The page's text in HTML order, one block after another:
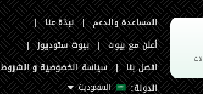
هل يوجد اي التزام
على العقار ؟
لا
مطابقة لكود البناء -
المساعدة والدعم | نبذة عنا |
أعلن مع بيوت | بيوت ستوديوز |
اتصل بنا | سياسة الخصوصية و الشروط
الدولة:
السعودية